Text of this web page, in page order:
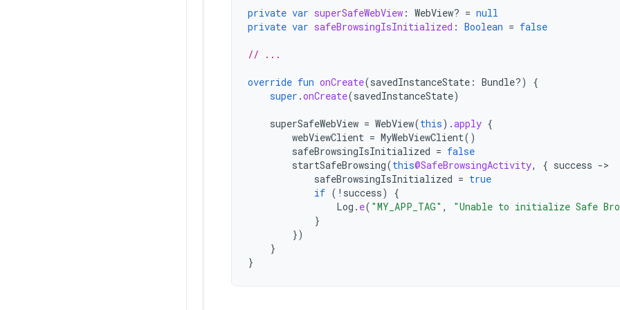
private var superSafeWebView : WebView? = null
private var safeBrowsingIsInitialized : Boolean = false
// ...
override fun onCreate(savedInstanceState : Bundle?)
{
super .onCreate(savedInstanceState)
superSafeWebView = WebView(this).apply {
webViewClient = MyWebViewClient()
safeBrowsingIsInitialized = false
startSafeBrowsing(this@SafeBrowsingActivity, { success -
safeBrowsingIsInitialized = true
if ( ! success)
{
Log . e( "MY_APP_TAG" , "Unable to initialize Safe
}
})
}
}